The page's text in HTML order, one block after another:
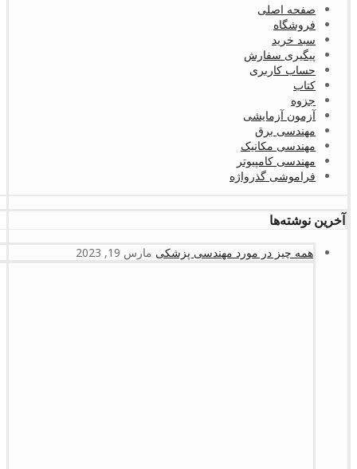
صفحه اصلی
فروشگاه
سبد خرید
پیگیری سفارش
حساب کاربری
کتاب
جزوه
آزمون آزمایشی
مهندسی برق
مهندسی مکانیک
مهندسی کامپیوتر
فراموشی گذرواژه
آخرین نوشته‌ها
همه چیز در مورد مهندسی پزشکی مارس 19, 2023